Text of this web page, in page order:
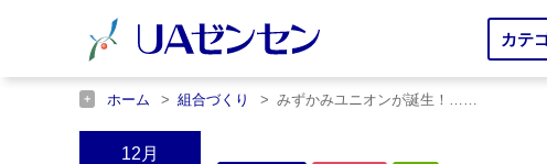
カテ
ホーム 組合づくり
みずかみユニオンが誕生！……
ホーム
12月